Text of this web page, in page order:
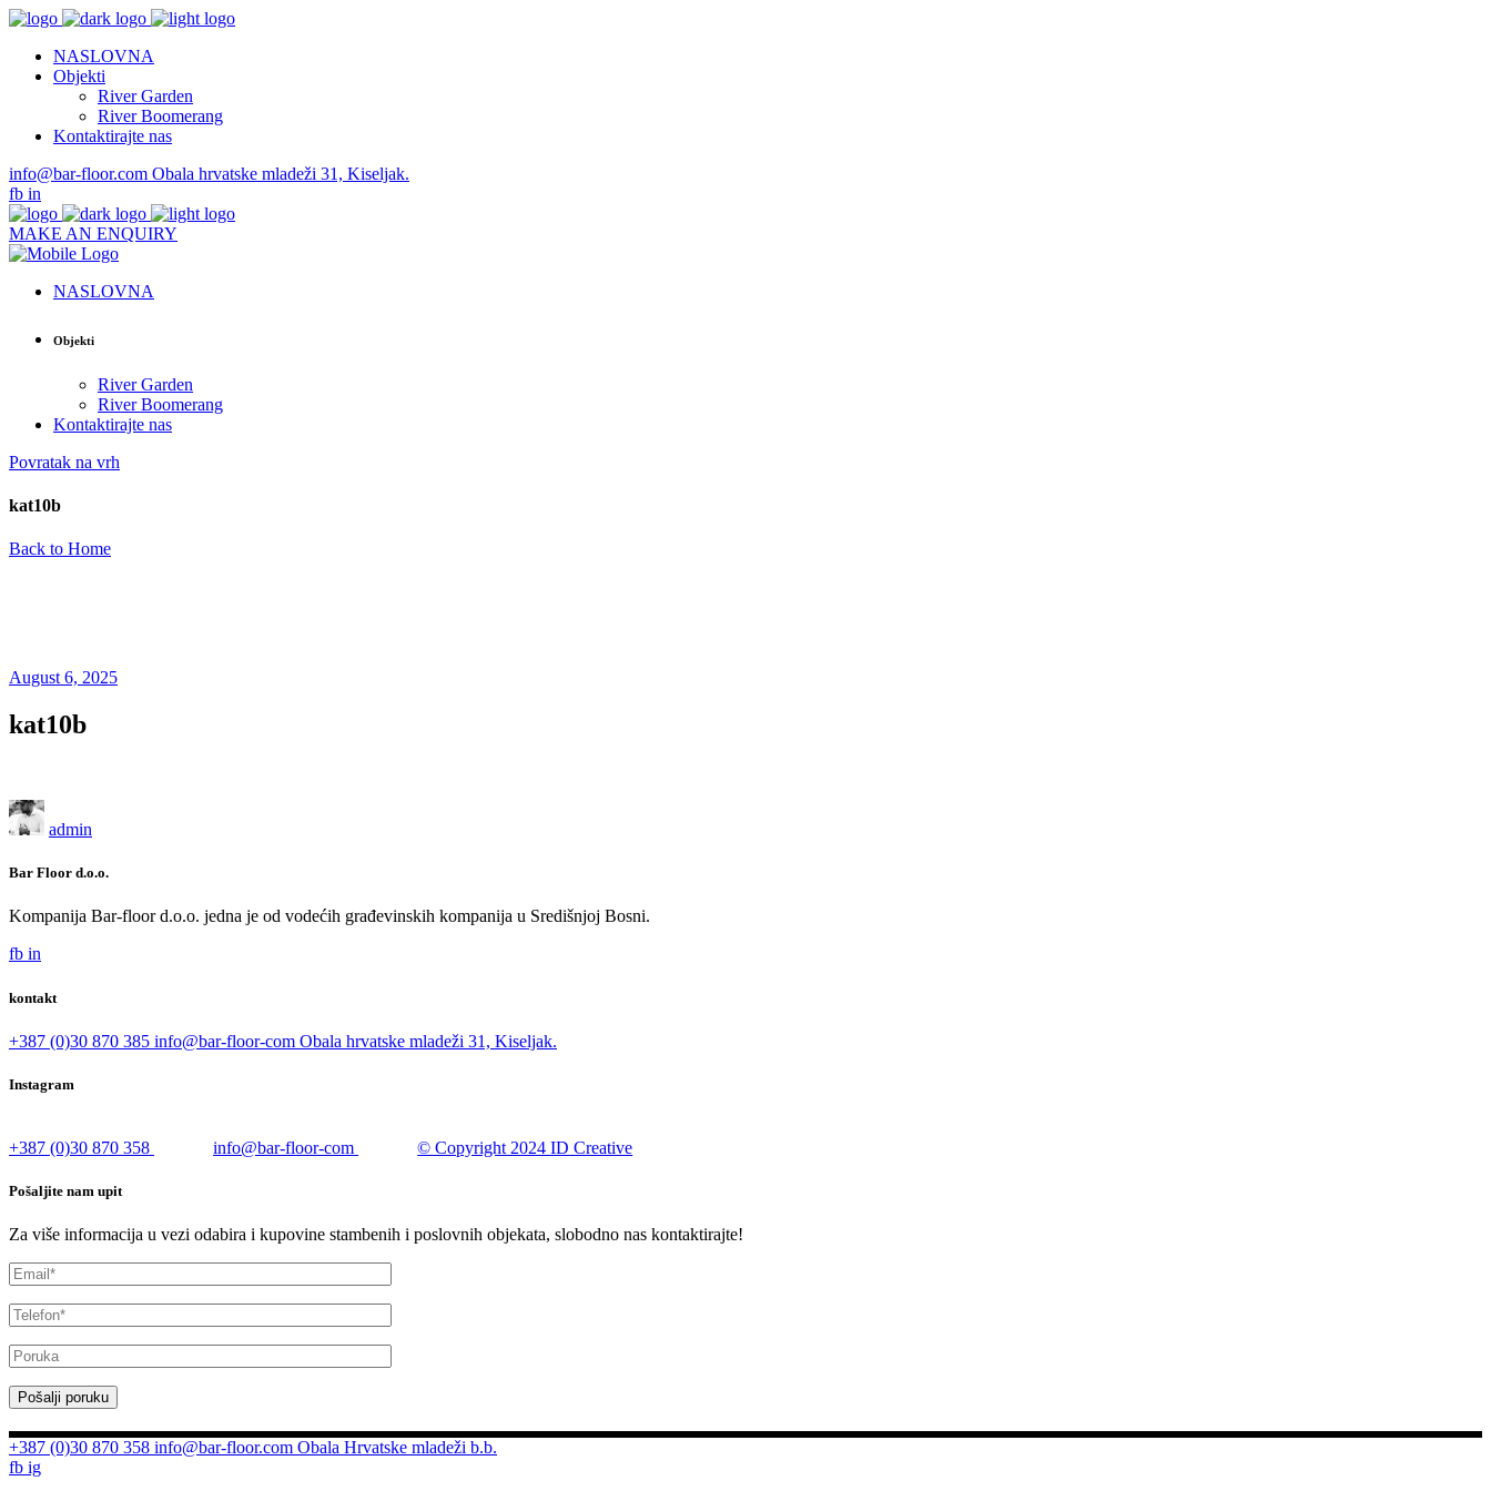
NASLOVNA
Objekti
River Garden
River Boomerang
Kontaktirajte nas
info@bar-floor.com Obala hrvatske mladeži 31, Kiseljak.
fb in
MAKE AN ENQUIRY
NASLOVNA
Objekti
River Garden
River Boomerang
Kontaktirajte nas
Povratak na vrh
kat10b
Back to Home
August 6, 2025
kat10b
admin
Bar Floor d.o.o.
Kompanija Bar-floor d.o.o. jedna je od vodećih građevinskih kompanija u Središnjoj Bosni.
fb in
kontakt
+387 (0)30 870 385 info@bar-floor-com Obala hrvatske mladeži 31, Kiseljak.
Instagram
+387 (0)30 870 358 info@bar-floor-com © Copyright 2024 ID Creative
Pošaljite nam upit
Za više informacija u vezi odabira i kupovine stambenih i poslovnih objekata, slobodno nas kontaktirajte!
Pošalji poruku
+387 (0)30 870 358 info@bar-floor.com Obala Hrvatske mladeži b.b.
fb ig